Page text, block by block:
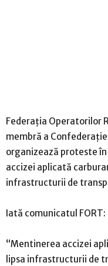
Federaţia Operatorilor
membră a
organizează proteste
accizei aplicată
infrastructurii de
Iată comunicatul FORT:
“Mentinerea accizei
lipsa infrastructurii de